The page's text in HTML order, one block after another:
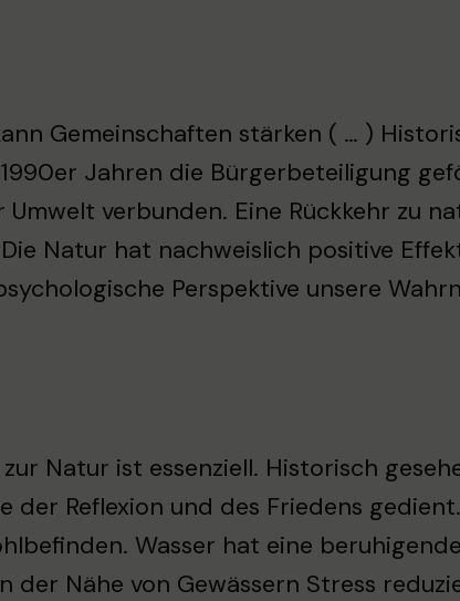
Gemeinschaften stärken ( … )
Jahren die Bürgerbeteiligung
verbunden. Eine Rückkehr zu
Natur hat nachweislich positive
Perspektive unsere
Natur ist essenziell. Historisch
der Reflexion und des Friedens
Wasser hat eine
der Nähe von Gewässern Stress